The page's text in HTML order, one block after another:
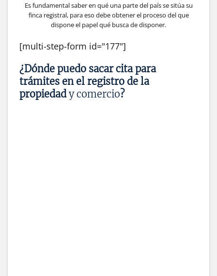
Es fundamental saber en qué una parte del país se sitúa su
finca registral, para eso debe obtener el proceso del que
dispone el papel qué busca de disponer.
[multi-step-form id="177"]
¿Dónde puedo sacar cita para
trámites en el registro de la
propiedady comercio?